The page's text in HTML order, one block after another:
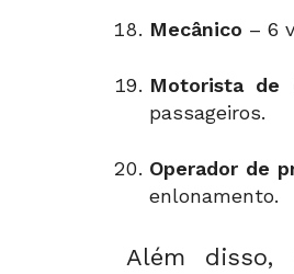
Mecânico – 6
Motorista de
passageiros.
Operador de
enlonamento.
Além disso,